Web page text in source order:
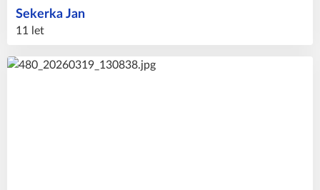
Jan
Sekerka
11 let